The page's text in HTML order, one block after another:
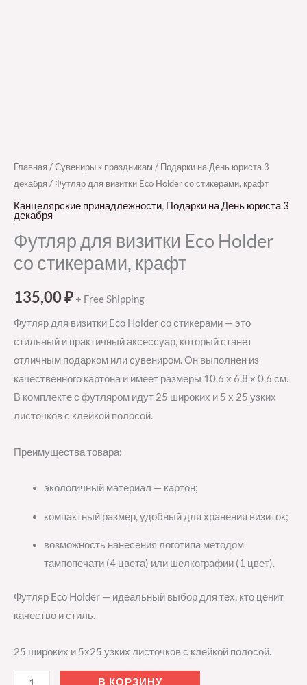
Главная /Сувениры к праздникам / Подарки на День юриста 3
декабря / Футляр для визитки Eco Holder со стикерами, крафт
Канцелярские принадлежности, Подарки на День юриста 3
декабря
Футляр для визитки Eco Holder
со стикерами, крафт
135,00₽+ Free Shipping
Футляр для визитки Eco Holder со стикерами — это
стильный и практичный аксессуар, который станет
отличным подарком или сувениром. Он выполнен из
качественного картона и имеет размеры 10,6 x 6,8 x 0,6 см.
В комплекте с футляром идут 25 широких и 5 х 25 узких
листочков с клейкой полосой.
Преимущества товара:
экологичный материал — картон;
компактный размер, удобный для хранения визиток;
возможность нанесения логотипа методом
тампопечати (4 цвета) или шелкографии (1 цвет).
Футляр Eco Holder — идеальный выбор для тех, кто ценит
качество и стиль.
25 широких и 5х25 узких листочков с клейкой полосой.
В КОРЗИНУ